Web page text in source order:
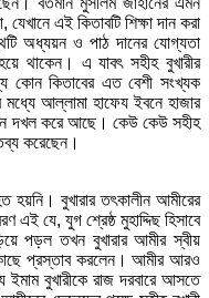
যেখানে এই কিতাবটি শিক্ষা দান করা
অধ্যয়ন ও পাঠ দানের যোগ্যতা
থাকেন। এ যাবৎ সহীহ বুখারীর
কোন কিতাবের এত বেশী সংখ্যক
আল্লামা হাফেয ইবনে হাজার
দখল করে আছে। কেউ কেউ সহীহ
করেছেন।
হয়নি। বুখারার তৎকালীন আমীরের
এই যে, যুগ শ্রেষ্ঠ মুহাদ্দিছ হিসাবে
পড়ল তখন বুখারার আমীর স্বীয়
প্রস্তাব করলেন। আমীর আরও
বুখারীকে রাজ দরবারে আসতে